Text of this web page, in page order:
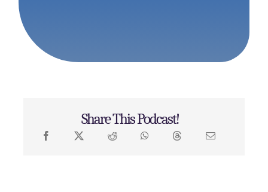
Share This Podcast!